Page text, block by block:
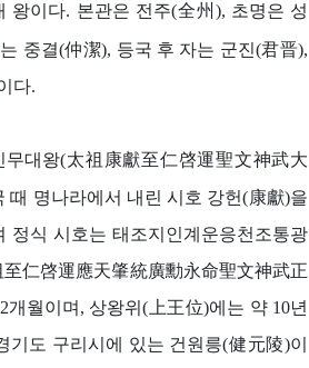
왕이다. 본관은 전주(全州), 초명은 성
중결(仲潔), 등국 후 자는 군진(君晋),
다.
무대왕(太祖康獻至仁啓運聖文神武大
때 명나라에서 내린 시호 강헌(康獻)을
정식 시호는 태조지인계운응천조통광
仁啓運應天肇統廣勳永命聖文神武正
월이며, 상왕위(上王位)에는 약 10년
기도 구리시에 있는 건원릉(健元陵)이